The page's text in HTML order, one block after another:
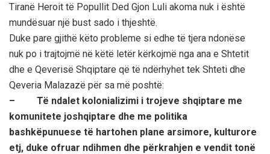
Tiranë Heroit të Popullit Ded Gjon Luli akoma nuk i është
mundësuar një bust sado i thjeshtë.
Duke pare gjithë këto probleme si edhe të tjera ndonëse
nuk po i trajtojmë në këtë letër kërkojmë nga ana e Shtetit
dhe e Qeverisë Shqiptare që të ndërhyhet tek Shteti dhe
Qeveria Malazazë për sa më poshtë:
– Të ndalet kolonializimi i trojeve shqiptare me
komunitete joshqiptare dhe me politika
bashkëpunuese të hartohen plane arsimore, kulturore
etj, duke ofruar ndihmen dhe përkrahjen e vendit tonë